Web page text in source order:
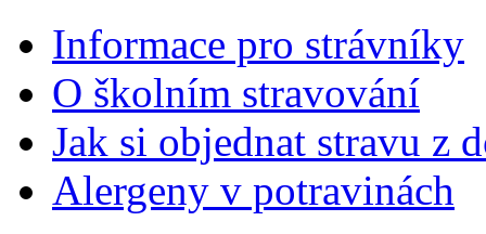
Informace pro strávníky
O školním stravování
Jak si objednat stravu z
Alergeny v potravinách